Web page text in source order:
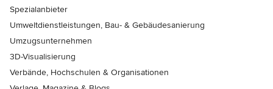
Spezialanbieter
Umweltdienstleistungen, Bau- & Gebäudesanierung
Umzugsunternehmen
3D-Visualisierung
Verbände, Hochschulen & Organisationen